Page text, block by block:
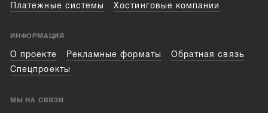
Платежные системы
Хостинговые компании
ИНФОРМАЦИЯ
О проекте Рекламные форматы
Обратная связь
Спецпроекты
МЫ НА СВЯЗИ